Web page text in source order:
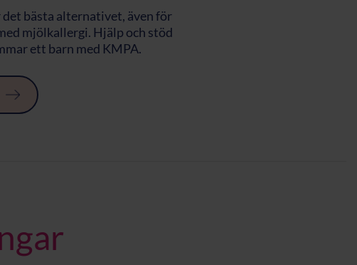
bästa alternativet, även för
mjölkallergi. Hjälp och stöd
ett barn med KMPA.